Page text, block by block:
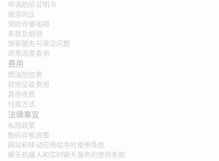
申请航班证明书
旅游同业
预防诈骗电邮
条款及细则
旅客服务与常见问题
退票进度查询
费用
燃油附加费
政府征收费用
其他收费
付款方式
法律事宜
私隐政策
数码存根政策
网站和移动应用程序的使用条款
聊天机器人和实时聊天服务的使用条款